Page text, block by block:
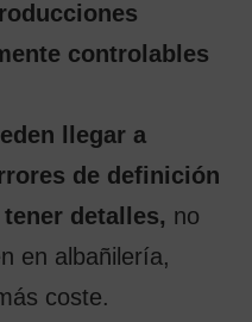
controlables
llegar a
de definición
detalles, no
en albañilería,
coste.